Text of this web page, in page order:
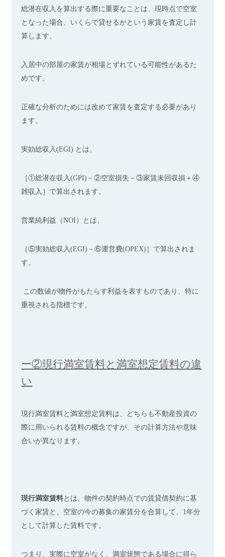
総潜在収入を算出する際に重要なことは、現時点で空室
となった場合、いくらで貸せるかという家賃を査定し計
算します。
入居中の部屋の家賃が相場とずれている可能性があるた
めです。
正確な分析のためには改めて家賃を査定する必要があり
ます。
実効総収入(EGI) とは、
［①総潜在収入(GPI)－②空室損失－③家賃未回収損＋④
雑収入］で算出されます。
営業純利益（NOI）とは、
［⑤実効総収入(EGI)－⑥運営費(OPEX)］で算出されま
す。
この数値が物件がもたらす利益を表すものであり、特に
重視される指標です。
ー②現行満室賃料と満室想定賃料の違
い
現行満室賃料と満室想定賃料は、どちらも不動産投資の
際に用いられる賃料の概念ですが、その計算方法や意味
合いが異なります。
現行満室賃料とは、物件の契約時点での賃貸借契約に基
づく家賃と、空室の今の募集の家賃分を合算して、1年分
として計算した賃料です。
つまり、実際に空室がなく、満室状態である場合に得ら